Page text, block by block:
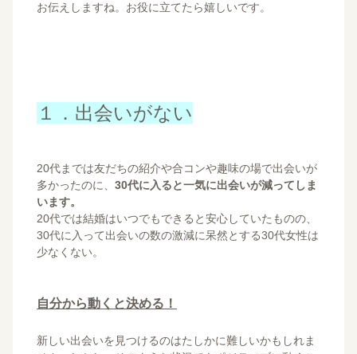
お伝えしますね。お役に立てたら嬉しいです。
１．出会いがない
20代までは友だちの紹介や合コンや趣味の場で出会いが
多かったのに、 30代に入ると一気に出会いが減ってしま
います。
20代では結婚はいつでもできると安心していたものの、
30代に入って出会いの数の激減に呆然とする30代女性は
少なくない。
自分から動くと決める！
新しい出会いを見つけるのはたしかに難しいかもしれま